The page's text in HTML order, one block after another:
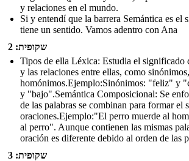
y relaciones en el mundo.
Si y entendí que la barrera Semántica es el
tiene un sentido. Vamos adentro con Ana
שקופית: 2
Tipos de ella Léxica: Estudia el significado
y las relaciones entre ellas, como
homónimos.Ejemplo:Sinónimos: "feliz" y
y "bajo".Semántica Composicional: Se
de las palabras se combinan para formar el
oraciones.Ejemplo:"El perro muerde al
al perro". Aunque contienen las mismas
oración es diferente debido al orden de las
שקופית: 3